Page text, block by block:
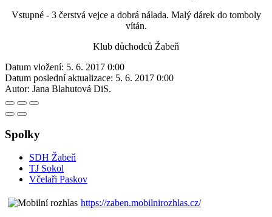
Vstupné - 3 čerstvá vejce a dobrá nálada. Malý dárek do tomboly
vítán.
Klub důchodců Žabeň
Datum vložení: 5. 6. 2017 0:00
Datum poslední aktualizace: 5. 6. 2017 0:00
Autor: Jana Blahutová DiS.
Spolky
SDH Žabeň
TJ Sokol
Včelaři Paskov
https://zaben.mobilnirozhlas.cz/